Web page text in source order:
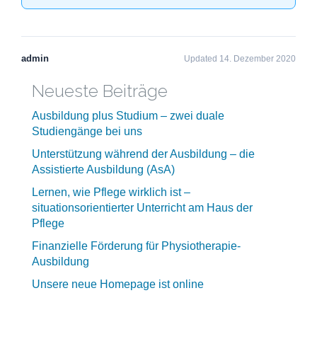
admin Updated 14. Dezember 2020
Neueste Beiträge
Ausbildung plus Studium – zwei duale
Studiengänge bei uns
Unterstützung während der Ausbildung – die
Assistierte Ausbildung (AsA)
Lernen, wie Pflege wirklich ist –
situationsorientierter Unterricht am Haus der
Pflege
Finanzielle Förderung für Physiotherapie-
Ausbildung
Unsere neue Homepage ist online